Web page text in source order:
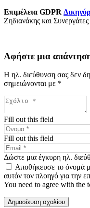
Επιμέλεια GDPR
Ζηδιανάκης και Συνεργάτες
Αφήστε μια
Η ηλ. διεύθυνση σας δεν
σημειώνονται με *
Fill out this field
Fill out this field
Δώστε μια έγκυρη ηλ.
Αποθήκευσε το όνομά
αυτόν τον πλοηγό για την
You need to agree with the
Δημοσίευση σχολίου